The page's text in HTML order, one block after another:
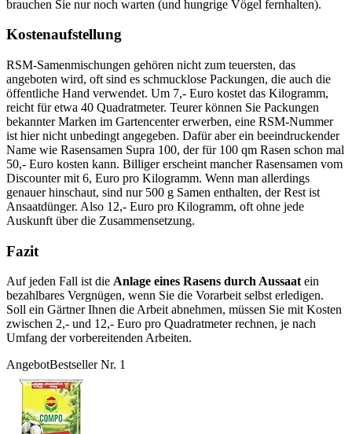
brauchen Sie nur noch warten (und hungrige Vögel fernhalten).
Kostenaufstellung
RSM-Samenmischungen gehören nicht zum teuersten, das
angeboten wird, oft sind es schmucklose Packungen, die auch die
öffentliche Hand verwendet. Um 7,- Euro kostet das Kilogramm,
reicht für etwa 40 Quadratmeter. Teurer können Sie Packungen
bekannter Marken im Gartencenter erwerben, eine RSM-Nummer
ist hier nicht unbedingt angegeben. Dafür aber ein beeindruckender
Name wie Rasensamen Supra 100, der für 100 qm Rasen schon mal
50,- Euro kosten kann. Billiger erscheint mancher Rasensamen vom
Discounter mit 6, Euro pro Kilogramm. Wenn man allerdings
genauer hinschaut, sind nur 500 g Samen enthalten, der Rest ist
Ansaatdünger. Also 12,- Euro pro Kilogramm, oft ohne jede
Auskunft über die Zusammensetzung.
Fazit
Auf jeden Fall ist die Anlage eines Rasens durch Aussaatein
bezahlbares Vergnügen, wenn Sie die Vorarbeit selbst erledigen.
Soll ein Gärtner Ihnen die Arbeit abnehmen, müssen Sie mit Kosten
zwischen 2,- und 12,- Euro pro Quadratmeter rechnen, je nach
Umfang der vorbereitenden Arbeiten.
AngebotBestseller Nr. 1